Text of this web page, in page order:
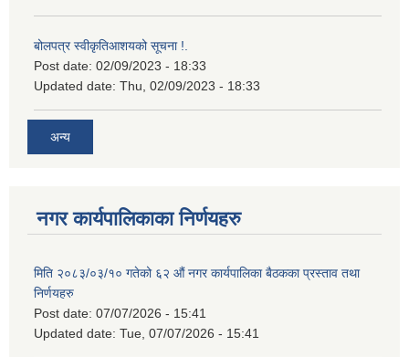
बोलपत्र स्वीकृतिआशयको सूचना !.
Post date: 02/09/2023 - 18:33
Updated date: Thu, 02/09/2023 - 18:33
अन्य
नगर कार्यपालिकाका निर्णयहरु
मिति २०८३/०३/१० गतेको ६२ औं नगर कार्यपालिका बैठकका प्रस्ताव तथा
निर्णयहरु
Post date: 07/07/2026 - 15:41
Updated date: Tue, 07/07/2026 - 15:41